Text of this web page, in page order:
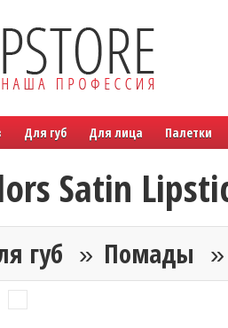
Для губ Для лица Палетки
Satin
губ » Помады